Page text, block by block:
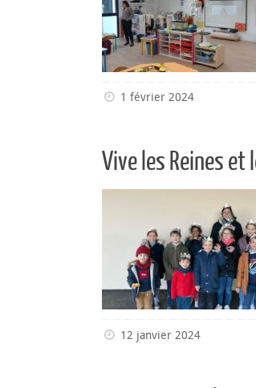
1 février 2024
Vive les Reines et
12 janvier 2024